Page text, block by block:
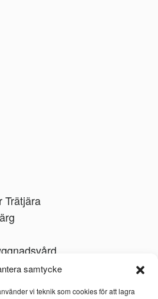
samtycke
vi teknik som cookies för att lagra
Trätjära